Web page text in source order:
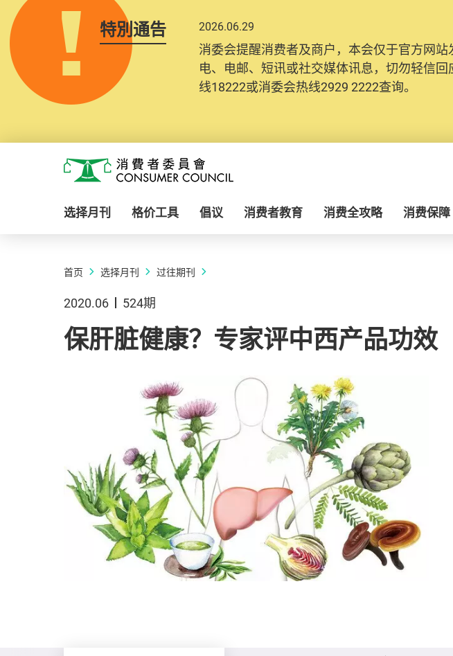
特別通告 2026.06.29
消委会提醒消费者及商户，本会仅于官方网
电、电邮、短讯或社交媒体讯息，切勿轻信
线18222或消委会热线2929 2222查询。
消费者委员会
选择月刊 格价工具 倡议 消费者教育 消费全攻略 消费保障
首页 选择月刊 过往期刊
2020.06 524期
保肝脏健康？专家评中西产品功效